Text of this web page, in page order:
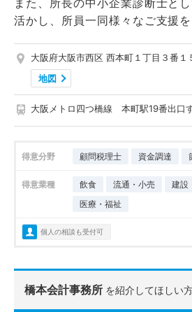
また、所長の中小企業診断士と
活かし、所員一同様々なご支援を
大阪府大阪市西区 西本町１丁目３番１
地図
大阪メトロ四つ橋線 本町駅19番出口
得意分野 顧問税理士 資金調達
得意業種 飲食 流通・小売 建設
医療・福祉
個人の相談も受付可
橋本会計事務所 を紹介してほしい